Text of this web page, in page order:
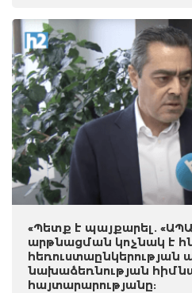
«Պետք է պայքարել.
արթնացման կոչնակ է
հեռուստաընկերության
նախաձեռնության
հայտարարությանը: